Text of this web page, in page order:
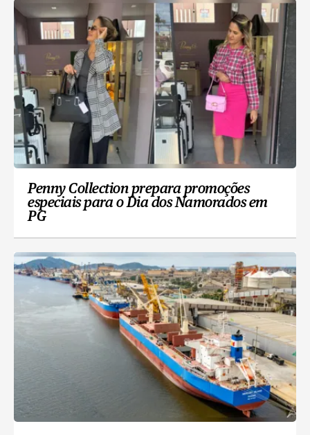
Penny Collection prepara promoções
especiais para o Dia dos Namorados em
PG